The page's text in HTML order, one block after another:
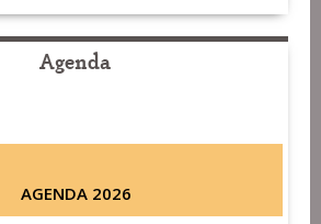
Agenda
AGENDA 2026